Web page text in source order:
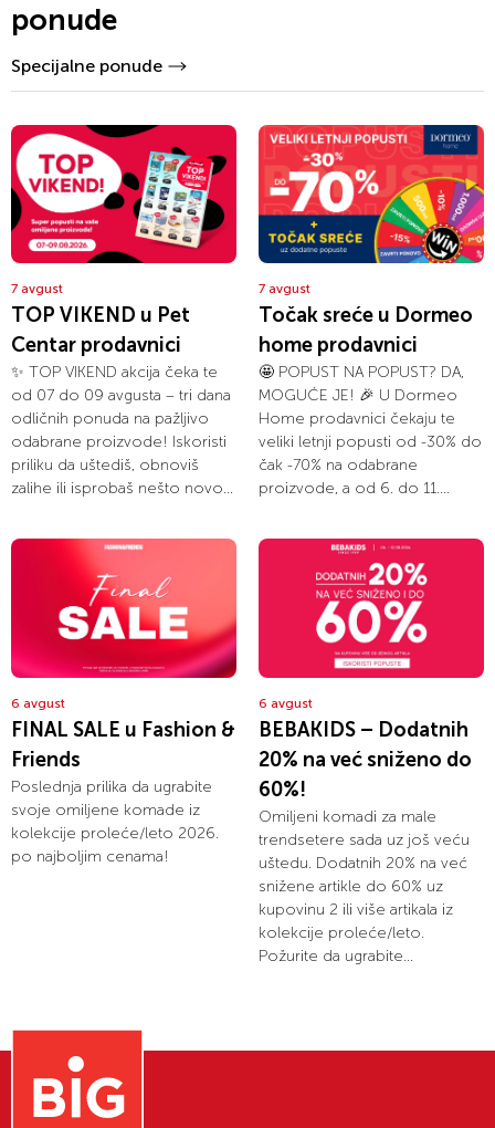
ponude
Specijalne ponude
7 avgust
TOP VIKEND u Pet
Centar prodavnici
✨ TOP VIKEND akcija čeka te
od 07 do 09 avgusta – tri dana
odličnih ponuda na pažljivo
odabrane proizvode! Iskoristi
priliku da uštediš, obnoviš
zalihe ili isprobaš nešto novo...
7 avgust
Točak sreće u Dormeo
home prodavnici
🤩 POPUST NA POPUST? DA,
MOGUĆE JE! 🎉 U Dormeo
Home prodavnici čekaju te
veliki letnji popusti od -30% do
čak -70% na odabrane
proizvode, a od 6. do 11....
6 avgust
FINAL SALE u Fashion &
Friends
Poslednja prilika da ugrabite
svoje omiljene komade iz
kolekcije proleće/leto 2026.
po najboljim cenama!
6 avgust
BEBAKIDS – Dodatnih
20% na već sniženo do
60%!
Omiljeni komadi za male
trendsetere sada uz još veću
uštedu. Dodatnih 20% na već
snižene artikle do 60% uz
kupovinu 2 ili više artikala iz
kolekcije proleće/leto.
Požurite da ugrabite...